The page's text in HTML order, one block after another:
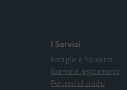
I Servizi
Famiglie e Studenti
Norme e regolamenti
Percorsi di studio